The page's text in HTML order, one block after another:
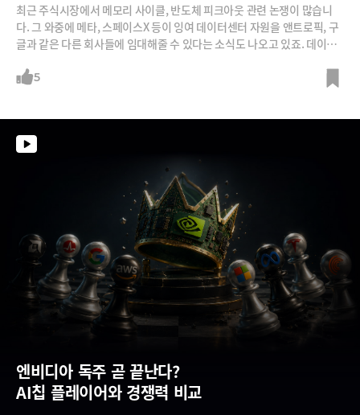
최근 주식시장에서 메모리 사이클, 반도체 피크아웃 관련 논쟁이 많습니
다. 그 와중에 메타, 스페이스X 등이 잉여 데이터센터 자원을 앤트로픽, 구
글과 같은 다른 회사들에 임대해줄 수 있다는 소식도 나오고 있죠. 데이터
회 부사장의 견해를 들어보시죠.
5
엔비디아 독주 곧 끝난다?
AI칩 플레이어와 경쟁력 비교